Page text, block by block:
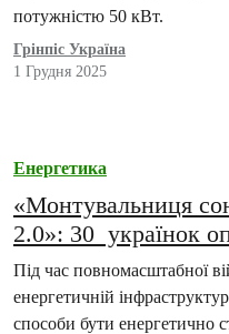
потужністю 50 кВт.
Грінпіс Україна
1 Грудня 2025
Енергетика
«Монтувальниця
2.0»: 30 українок
і активно
громад
Під час повномасштабної
енергетичній
способи бути енергетично